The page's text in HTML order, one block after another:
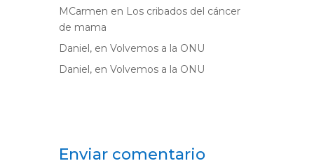
MCarmen en Los cribados del cáncer
de mama
Daniel, en Volvemos a la ONU
Daniel, en Volvemos a la ONU
Enviar comentario